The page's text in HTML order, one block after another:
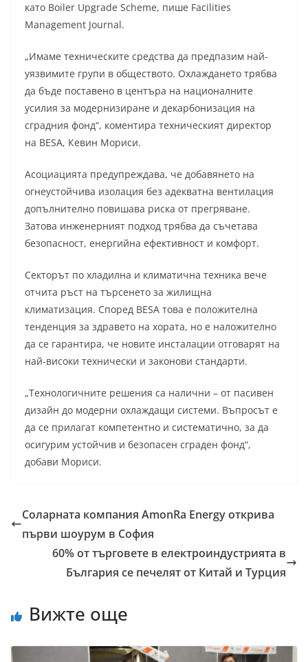
като Boiler Upgrade Scheme, пише Facilities
Management Journal.
„Имаме техническите средства да предпазим най-
уязвимите групи в обществото. Охлаждането трябва
да бъде поставено в центъра на националните
усилия за модернизиране и декарбонизация на
сградния фонд“, коментира техническият директор
на BESA, Кевин Мориси.
Асоциацията предупреждава, че добавянето на
огнеустойчива изолация без адекватна вентилация
допълнително повишава риска от прегряване.
Затова инженерният подход трябва да съчетава
безопасност, енергийна ефективност и комфорт.
Секторът по хладилна и климатична техника вече
отчита ръст на търсенето за жилищна
климатизация. Според BESA това е положителна
тенденция за здравето на хората, но е наложително
да се гарантира, че новите инсталации отговарят на
най-високи технически и законови стандарти.
„Технологичните решения са налични – от пасивен
дизайн до модерни охлаждащи системи. Въпросът е
да се прилагат компетентно и систематично, за да
осигурим устойчив и безопасен сграден фонд“,
добави Мориси.
Соларната компания АmonRa Energy открива
първи шоурум в София
60% от търговете в елeктроиндустрията в
България се печелят от Китай и Турция
Вижте още